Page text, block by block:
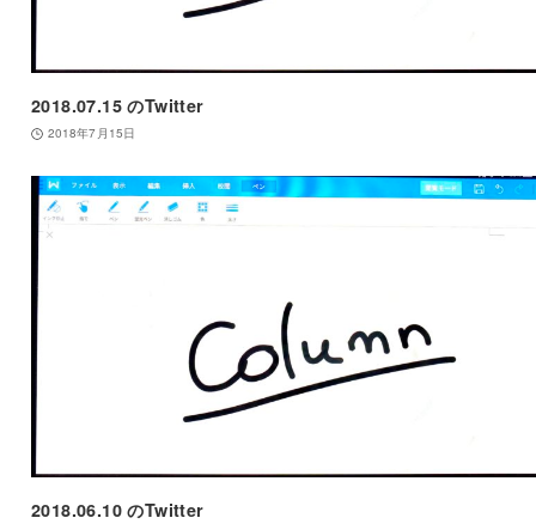
2018.07.15 のTwitter
2018年7月15日
2018.06.10 のTwitter